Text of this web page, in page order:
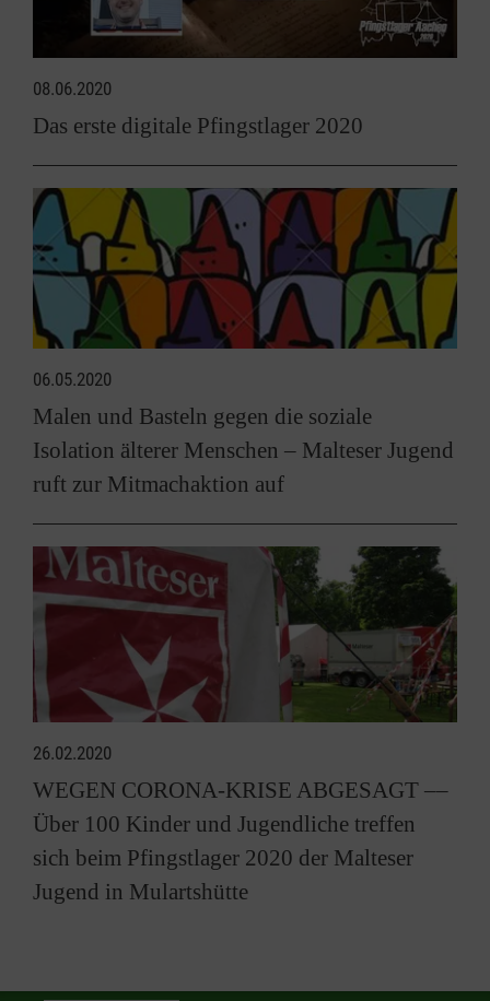
08.06.2020
Das erste digitale Pfingstlager 2020
06.05.2020
Malen und Basteln gegen die soziale
Isolation älterer Menschen – Malteser Jugend
ruft zur Mitmachaktion auf
26.02.2020
WEGEN CORONA-KRISE ABGESAGT ––
Über 100 Kinder und Jugendliche treffen
sich beim Pfingstlager 2020 der Malteser
Jugend in Mulartshütte